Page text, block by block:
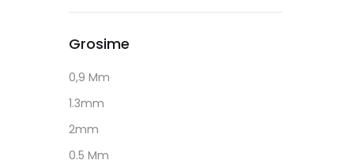
Corsair
Cretorom
Lemn
Metal
Plastic
Sticla
Textil
Grosime
0,9 Mm
1.3mm
2mm
0.5 Mm